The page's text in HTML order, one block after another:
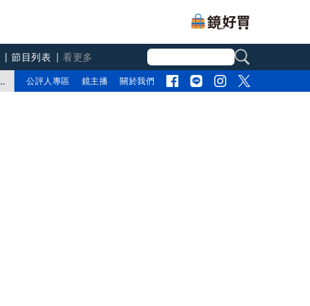
節目列表
看更多
公評人專區 鏡主播 關於我們